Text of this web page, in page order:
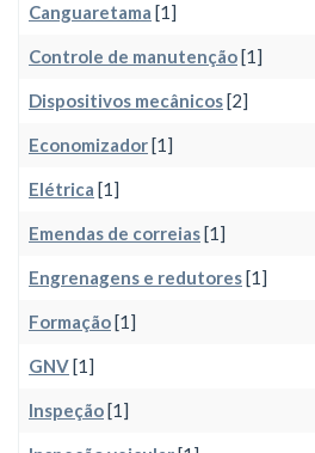
Canguaretama [1]
Controle de manutenção[1]
Dispositivos mecânicos[2]
Economizador[1]
Elétrica [1]
Emendas de correias[1]
Engrenagens e redutores[1]
Formação[1]
GNV[1]
Inspeção[1]